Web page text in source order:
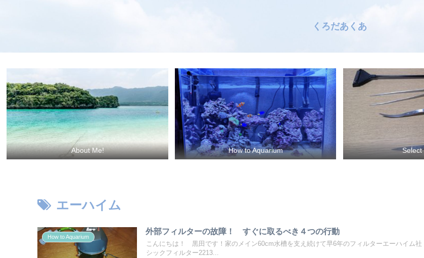
くろだあくあ
About Me! How to Aquarium Select
エーハイム
How to Aquarium
外部フィルターの故障！ すぐに取るべき４つの行動
こんにちは！ 黒田です！家のメイン60cm水槽を支え続けて早6年のフィルターエーハイム
シックフィルター2213...